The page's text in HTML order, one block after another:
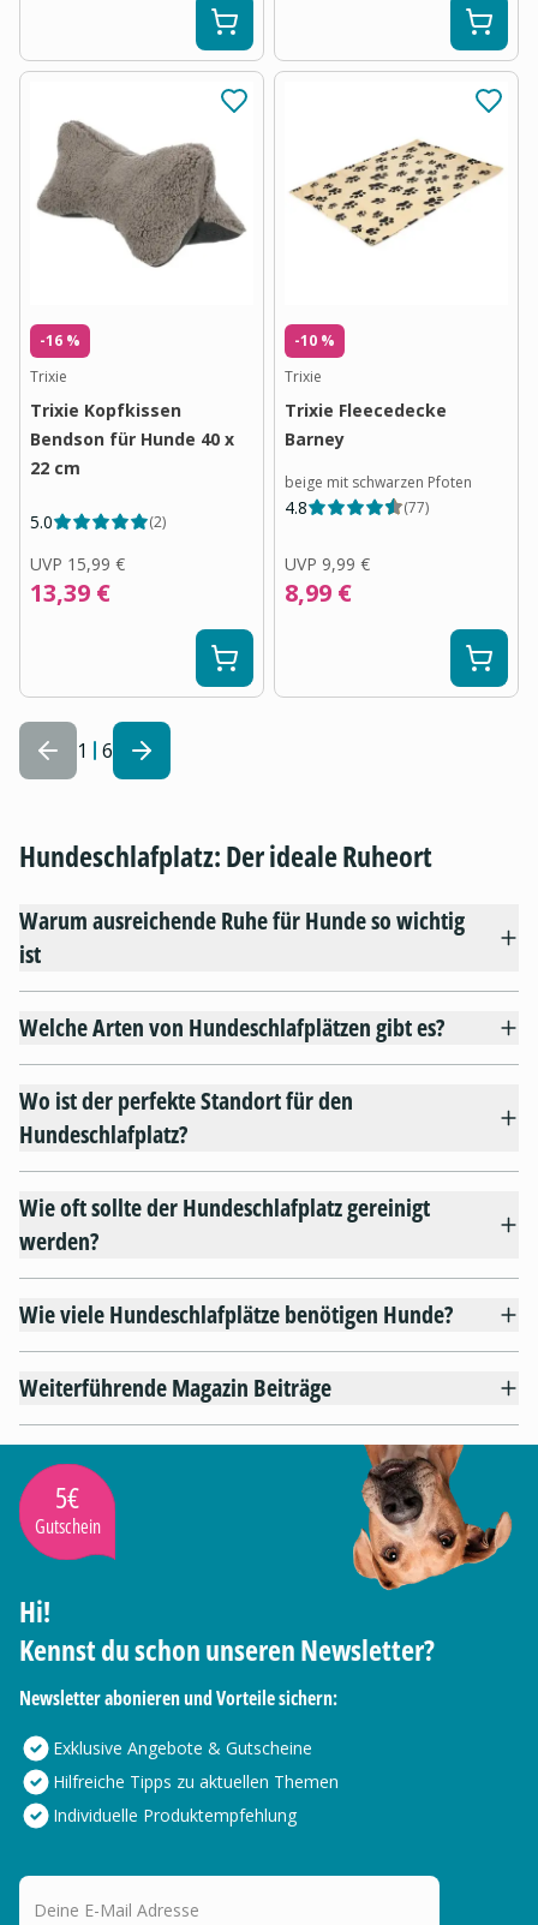
-16 %
Trixie
Trixie Kopfkissen
Bendson für Hunde 40 x
22 cm
5.0 (2)
UVP 15,99 €
13,39 €
-10 %
Trixie
Trixie Fleecedecke
Barney
beige mit schwarzen Pfoten
4.8 (77)
UVP 9,99 €
8,99 €
1 6
Hundeschlafplatz: Der ideale Ruheort
Warum ausreichende Ruhe für Hunde so wichtig
ist
Welche Arten von Hundeschlafplätzen gibt es?
Wo ist der perfekte Standort für den
Hundeschlafplatz?
Wie oft sollte der Hundeschlafplatz gereinigt
werden?
Wie viele Hundeschlafplätze benötigen Hunde?
Weiterführende Magazin Beiträge
5€
Gutschein
Hi!
Kennst du schon unseren Newsletter?
Newsletter abonieren und Vorteile sichern:
Exklusive Angebote & Gutscheine
Hilfreiche Tipps zu aktuellen Themen
Individuelle Produktempfehlung
Deine E-Mail Adresse